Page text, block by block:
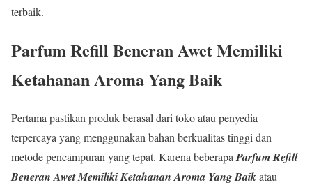
terbaik.
Parfum Refill Beneran AwetMemiliki
Ketahanan Aroma Yang Baik
Pertama pastikan produk berasal dari toko atau penyedia
terpercaya yang menggunakan bahan berkualitas tinggi dan
metode pencampuran yang tepat. Karena beberapa Parfum Refill
Beneran AwetMemiliki Ketahanan Aroma Yang Baikatau